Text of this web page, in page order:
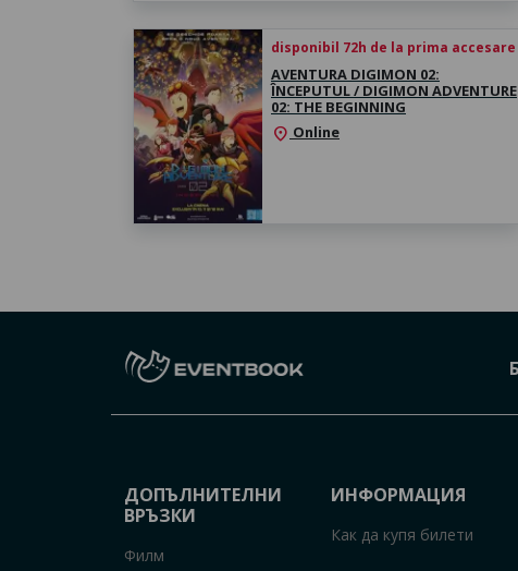
disponibil 72h de la prima accesare
AVENTURA DIGIMON 02:
ÎNCEPUTUL / DIGIMON ADVENTURE
02: THE BEGINNING
location_on Online
ДОПЪЛНИТЕЛНИ
ВРЪЗКИ
Филм
ИНФОРМАЦИЯ
Как да купя билети